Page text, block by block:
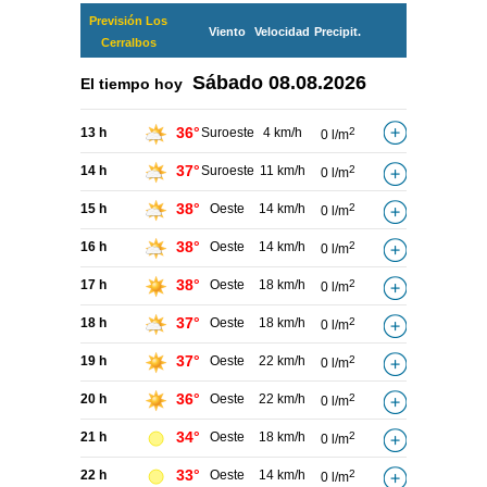
Previsión Los
Cerralbos
Viento Velocidad Precipit.
El tiempo hoy Sábado 08.08.2026
13 h 36°Suroeste 4 km/h 0 l/m2
14 h 37°Suroeste 11 km/h 0 l/m2
15 h 38° Oeste 14 km/h 0 l/m2
16 h 38° Oeste 14 km/h 0 l/m2
17 h 38° Oeste 18 km/h 0 l/m2
18 h 37° Oeste 18 km/h 0 l/m2
19 h 37° Oeste 22 km/h 0 l/m2
20 h 36° Oeste 22 km/h 0 l/m2
21 h 34° Oeste 18 km/h 0 l/m2
22 h 33° Oeste 14 km/h 0 l/m2